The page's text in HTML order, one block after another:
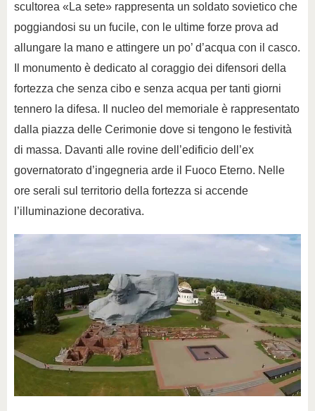
scultorea «La sete» rappresenta un soldato sovietico che
poggiandosi su un fucile, con le ultime forze prova ad
allungare la mano e attingere un po’ d’acqua con il casco.
Il monumento è dedicato al coraggio dei difensori della
fortezza che senza cibo e senza acqua per tanti giorni
tennero la difesa. Il nucleo del memoriale è rappresentato
dalla piazza delle Cerimonie dove si tengono le festività
di massa. Davanti alle rovine dell’edificio dell’ex
governatorato d’ingegneria arde il Fuoco Eterno. Nelle
ore serali sul territorio della fortezza si accende
l’illuminazione decorativa.